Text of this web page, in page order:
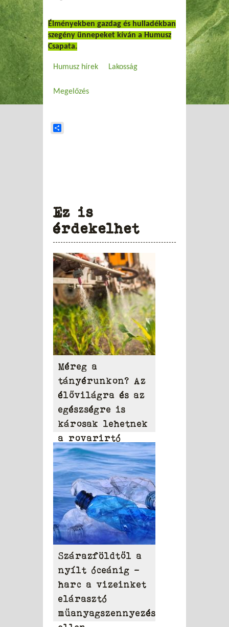
Élményekben gazdag és hulladékban
szegény ünnepeket kíván a Humusz
Csapata.
Humusz hírek Lakosság
Megelőzés
Ez is
érdekelhet
Méreg a
tányérunkon? Az
élővilágra és az
egészségre is
károsak lehetnek
a rovarirtó
szerek
Szárazföldtől a
nyílt óceánig –
harc a vizeinket
elárasztó
műanyagszennyezés